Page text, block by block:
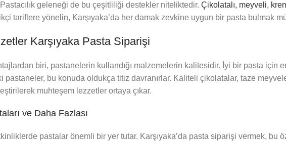
geleneği de bu çeşitliliği destekler niteliktedir. Çikolatalı, meyveli,
tariflere yönelin, Karşıyaka’da her damak zevkine uygun bir pasta bulmak
Karşıyaka Pasta Siparişi
biri, pastanelerin kullandığı malzemelerin kalitesidir. İyi bir pasta için
pastaneler, bu konuda oldukça titiz davranırlar. Kaliteli çikolatalar, taze
muhteşem lezzetler ortaya çıkar.
ve Daha Fazlası
pastalar önemli bir yer tutar. Karşıyaka’da pasta siparişi vermek, bu